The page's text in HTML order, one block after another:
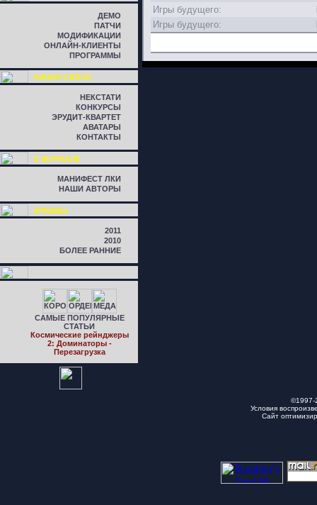
ДЕМО
ПАТЧИ
МОДИФИКАЦИИ
ОНЛАЙН-КЛИЕНТЫ
ПРОГРАММЫ
ЛИНИЯ СВЯЗИ
НЕКСТАТИ
КОНКУРСЫ
ЭРУДИТ-КВАРТЕТ
АВАТАРЫ
КОНТАКТЫ
О ЖУРНАЛЕ
МАНИФЕСТ ЛКИ
НАШИ АВТОРЫ
АРХИВЫ
2011
2010
БОЛЕЕ РАННИЕ
САМЫЕ ПОПУЛЯРНЫЕ
СТАТЬИ
Космические рейнджеры
2: Доминаторы -
Перезагрузка
Игры будущего:
Игры будущего:
Условия
Сайт